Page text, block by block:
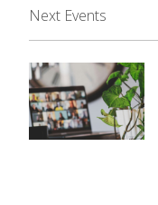
Next Events